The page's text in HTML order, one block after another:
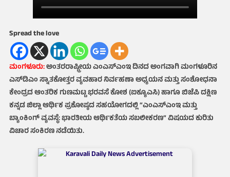
Spread the love
ಮಂಗಳೂರು:ಅಂತರರಾಷ್ಟ್ರೀಯ ಎಂಎಸ್‌ಎಂಇ ದಿನದ ಅಂಗವಾಗಿ ಮಂಗಳೂರಿನ
ಎಸ್‌ಡಿಎಂ ಸ್ನಾತಕೋತ್ತರ ವ್ಯವಹಾರ ನಿರ್ವಹಣಾ ಅಧ್ಯಯನ ಮತ್ತು ಸಂಶೋಧನಾ
ಕೇಂದ್ರದ ಆಂತರಿಕ ಗುಣಮಟ್ಟ ಭರವಸೆ ಕೋಶ (ಐಕ್ಯೂಎಸಿ) ಹಾಗೂ ಬಿಜೆಪಿ ದಕ್ಷಿಣ
ಕನ್ನಡ ಜಿಲ್ಲಾ ಆರ್ಥಿಕ ಪ್ರಕೋಷ್ಠದ ಸಹಯೋಗದಲ್ಲಿ “ಎಂಎಸ್‌ಎಂಇ ಮತ್ತು
ಬ್ಯಾಂಕಿಂಗ್ ವ್ಯವಸ್ಥೆ: ಭಾರತೀಯ ಆರ್ಥಿಕತೆಯ ಸಬಲೀಕರಣ” ವಿಷಯದ ಕುರಿತು
ವಿಚಾರ ಸಂಕಿರಣ ನಡೆಯಿತು.